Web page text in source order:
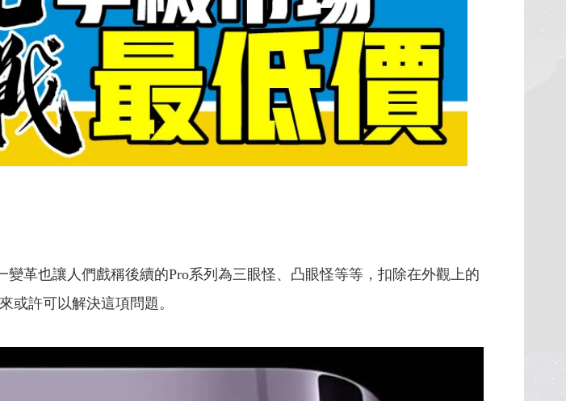
革也讓人們戲稱後續的Pro系列為三眼怪、凸眼怪等等，扣除在外觀上的
或許可以解決這項問題。